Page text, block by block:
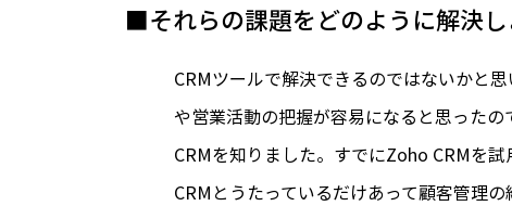
■それらの課題をどのように解決
CRMツールで解決できるのではないかと
や営業活動の把握が容易になると思った
CRMを知りました。すでにZoho CRMを
CRMとうたっているだけあって顧客管理